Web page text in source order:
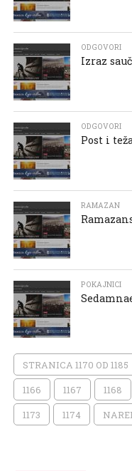
ODGOVORI
Izraz
ODGOVORI
Post i
RAMAZAN
POKAJNICI
STRANICA 1170 OD 1185
1166 1167 1168
1173 1174